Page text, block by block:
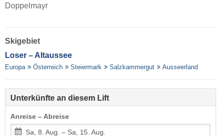
Doppelmayr
Skigebiet
Loser – Altaussee
Europa Österreich Steiermark Salzkammergut Ausseerland
Unterkünfte an diesem Lift
Anreise – Abreise
Sa, 8. Aug. – Sa, 15. Aug.